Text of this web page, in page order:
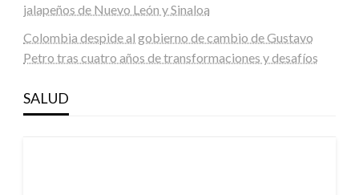
jalapeños de Nuevo León y Sinaloa
Colombia despide al gobierno de cambio de Gustavo
Petro tras cuatro años de transformaciones y desafíos
SALUD